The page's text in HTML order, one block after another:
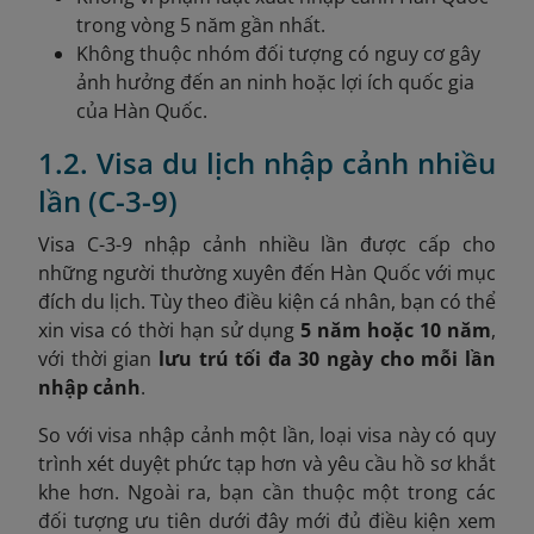
trong vòng 5 năm gần nhất.
Không thuộc nhóm đối tượng có nguy cơ gây
ảnh hưởng đến an ninh hoặc lợi ích quốc gia
của Hàn Quốc.
1.2. Visa du lịch nhập cảnh nhiều
lần (C-3-9)
Visa C-3-9 nhập cảnh nhiều lần được cấp cho
những người thường xuyên đến Hàn Quốc với mục
đích du lịch. Tùy theo điều kiện cá nhân, bạn có thể
xin visa có thời hạn sử dụng5 năm hoặc 10 năm,
với thời gian lưu trú tối đa 30 ngày cho mỗi lần
nhập cảnh.
So với visa nhập cảnh một lần, loại visa này có quy
trình xét duyệt phức tạp hơn và yêu cầu hồ sơ khắt
khe hơn. Ngoài ra, bạn cần thuộc một trong các
đối tượng ưu tiên dưới đây mới đủ điều kiện xem